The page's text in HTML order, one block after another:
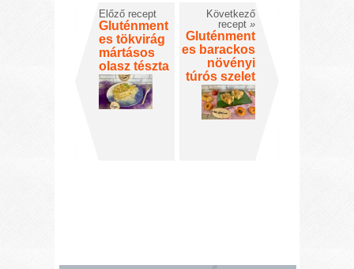
Előző recept
Gluténment
es tökvirág
mártásos
olasz tészta
Következő
recept »
Gluténment
es barackos
növényi
túrós szelet